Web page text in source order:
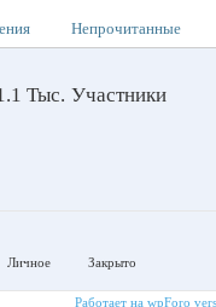
Непрочитанные
Тыс. Участники
Личное Закрыто
Работает на wpForo